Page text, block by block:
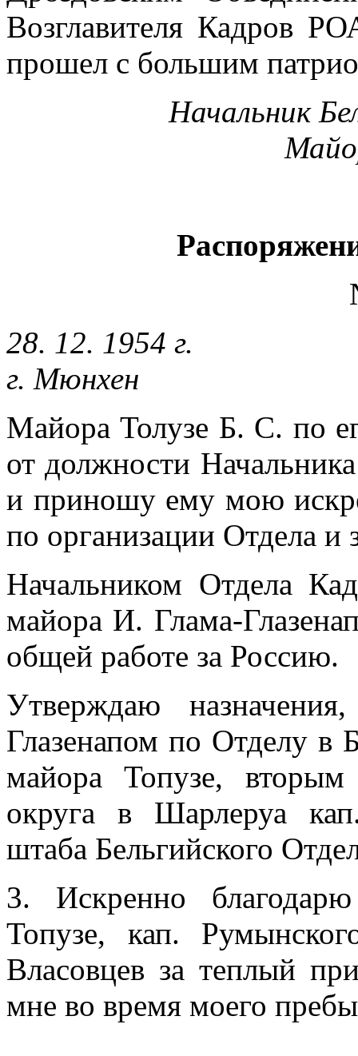
Возглавителя Кадров
про­шел с большим
Начальник
28. 12. 1954 г.
г. Мюнхен
Майора Толузе Б. С. по
от должности
и приношу ему мою
по организации Отдела и
Начальником Отдела
майора И. Глама-
общей работе за Россию.
Утверждаю
Глазенапом по Отде­лу в
майора Топузе, вторым
округа в Шарлеруа
штаба Бельгийского
3. Искренно
Топузе, кап.
Власовцев за теплый
мне во время моего